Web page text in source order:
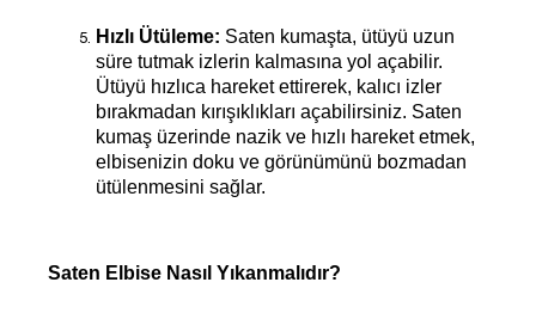
Hızlı Ütüleme: Saten kumaşta, ütüyü uzun
süre tutmak izlerin kalmasına yol açabilir.
Ütüyü hızlıca hareket ettirerek, kalıcı izler
bırakmadan kırışıklıkları açabilirsiniz. Saten
kumaş üzerinde nazik ve hızlı hareket etmek,
elbisenizin doku ve görünümünü bozmadan
ütülenmesini sağlar.
Saten Elbise Nasıl Yıkanmalıdır?